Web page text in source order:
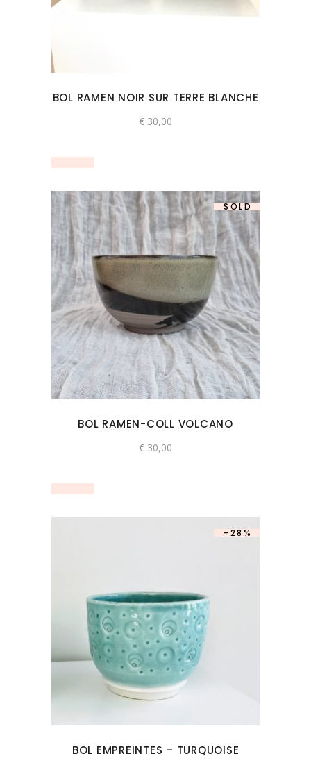
BOL RAMEN NOIR SUR TERRE BLANCHE
€ 30,00
SOLD
BOL RAMEN-COLL VOLCANO
€ 30,00
-28%
BOL EMPREINTES – TURQUOISE